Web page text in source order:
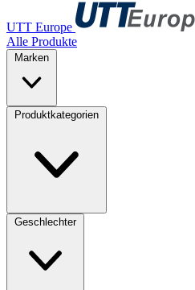
UTT Europe
Alle Produkte
Marken
Produktkategorien
Geschlechter